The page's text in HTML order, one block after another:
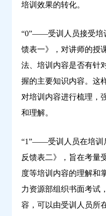
培训效果的转化。
“0”——受训人员接受培
馈表一》，对讲师的授
法、培训内容是否有针
握的主要知识内容。这
对培训内容进行梳理，
和理解。
“1”——受训人员在培训
反馈表二》，旨在考量
度等培训内容的理解和
力资源部组织书面考试
容，可以由受训人员所